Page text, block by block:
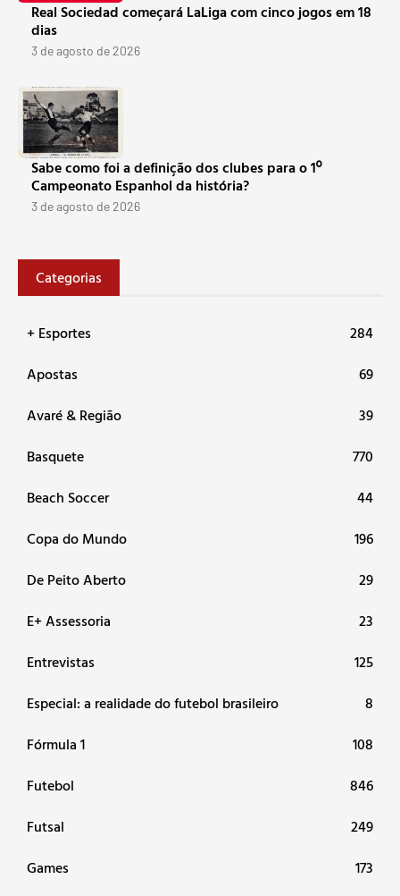
Real Sociedad começará LaLiga com cinco jogos em 18
dias
3 de agosto de 2026
Sabe como foi a definição dos clubes para o 1º
Campeonato Espanhol da história?
3 de agosto de 2026
Categorias
+ Esportes
284
Apostas
69
Avaré & Região
39
Basquete
770
Beach Soccer
44
Copa do Mundo
196
De Peito Aberto
29
E+ Assessoria
23
Entrevistas
125
Especial: a realidade do futebol brasileiro
8
Fórmula 1
108
Futebol
846
Futsal
249
Games
173